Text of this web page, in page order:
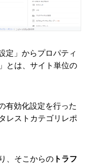
定」からプロパティ
とは、サイト単位の
有効化設定を行った
レストカテゴリレポ
、そこからの トラフ